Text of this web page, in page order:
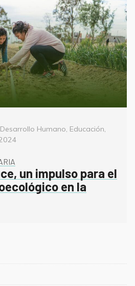
Desarrollo Humano, Educación,
un impulso para el
en la